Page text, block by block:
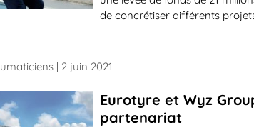
de concrétiser différents
| 2 juin 2021
Eurotyre et Wyz
partenariat